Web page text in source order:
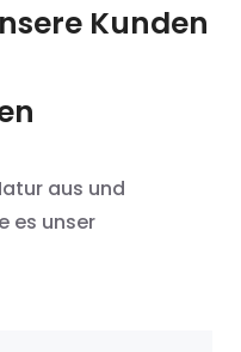
Kunden
aus und
es unser